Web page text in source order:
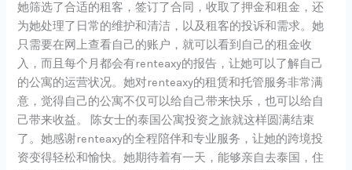
她筛选了合适的租客，签订了合同，收取了押金和租金，还
为她处理了日常的维护和清洁，以及租客的投诉和需求。她
只需要在网上查看自己的账户，就可以看到自己的租金收
入，而且每个月都会有renteaxy的报告，让她可以了解自己
的公寓的运营状况。她对renteaxy的租赁和托管服务非常满
意，觉得自己的公寓不仅可以给自己带来快乐，也可以给自
己带来收益。 陈女士的泰国公寓投资之旅就这样圆满结束
了。她感谢renteaxy的全程陪伴和专业服务，让她的跨境投
资变得轻松和愉快。她期待着有一天，能够亲自去泰国，住